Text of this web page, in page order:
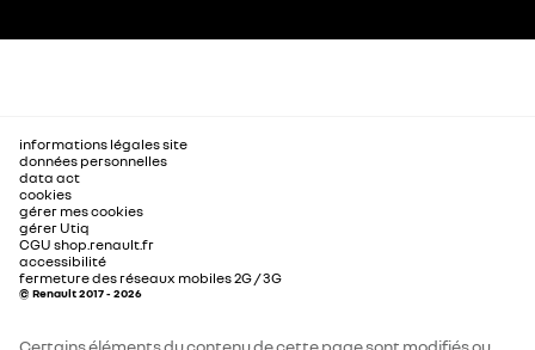
informations légales site
données personnelles
data act
cookies
gérer mes cookies
gérer Utiq
CGU shop.renault.fr
accessibilité
fermeture des réseaux mobiles 2G / 3G
© Renault 2017 - 2026